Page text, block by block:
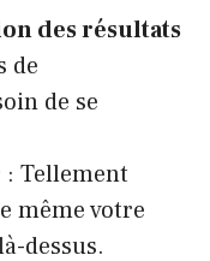
des résultats
de
de se
: Tellement
même votre
dessus.